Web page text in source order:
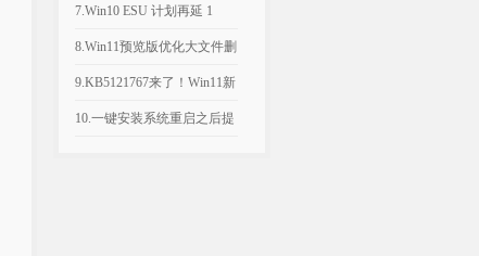
人声隔离
微软承认Win11内置应用内
存过高，底层优化前置
7.Win10 ESU 计划再延 1
年，支持期限至 2027年 10月
8.Win11预览版优化大文件删
除流程，告别“正在计算”弹
窗
9.KB5121767来了！Win11新
补丁修复部分戴尔电脑意外
10.一键安装系统重启之后提